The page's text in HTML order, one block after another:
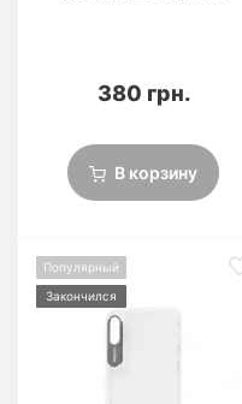
380 грн.
В корзину
Популярный
Закончился